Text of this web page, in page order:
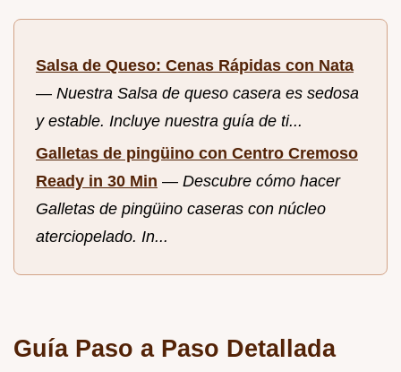
Salsa de Queso: Cenas Rápidas con Nata
— Nuestra Salsa de queso casera es sedosa
y estable. Incluye nuestra guía de ti...
Galletas de pingüino con Centro Cremoso
Ready in 30 Min — Descubre cómo hacer
Galletas de pingüino caseras con núcleo
aterciopelado. In...
Guía Paso a Paso Detallada